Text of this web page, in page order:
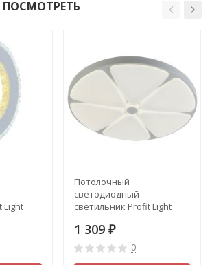
Light
Потолочный
светодиодный
светильник Profit Light
1 309 ₽
0